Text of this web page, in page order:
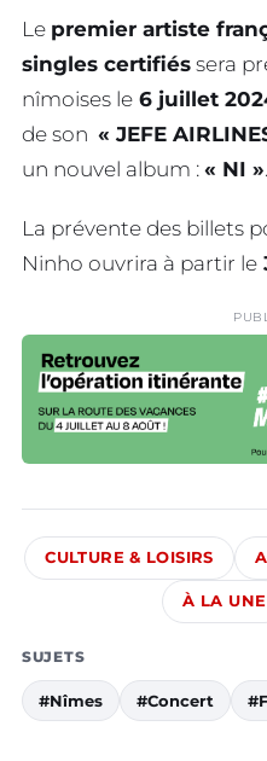
Le premier artiste
singles certifiés sera
nîmoises le 6 juillet
de son « JEFE
un nouvel album : « NI ».
La prévente des billets
Ninho ouvrira à partir le
CULTURE & LOISIRS
À LA UNE
SUJETS
#Nîmes #Concert